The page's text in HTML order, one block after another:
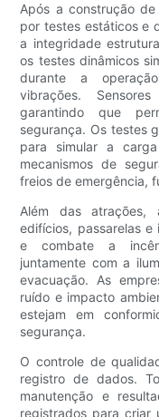
Após a construção
por testes estáticos e
a integridade
os testes dinâmicos
durante a
vibrações.
garantindo que
segurança. Os testes
para simular a
mecanismos de
freios de emergência,
Além das atrações,
edifícios, passarelas e
e combate a
juntamente com a
evacuação. As
ruído e impacto
estejam em
segurança.
O controle de
registro de dados.
manutenção e
registrados para criar